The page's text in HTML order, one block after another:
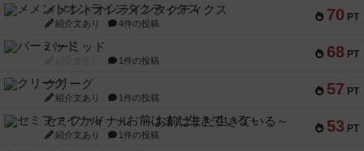
70 PT
メメントオンラインタクティクス
紹介文あり 4件の投稿
68 PT
パーミッド
1件の投稿
57 PT
クリーグ
紹介文あり 1件の投稿
53 PT
セミファイナル ～お前はまだ生きている～
紹介文あり 1件の投稿